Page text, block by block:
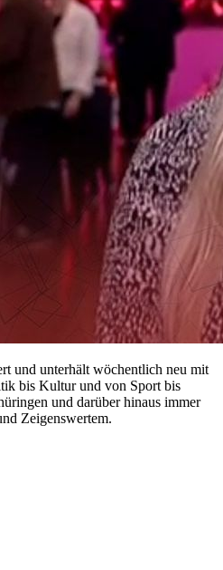
und unterhält wöchentlich neu mit
bis Kultur und von Sport bis
und darüber hinaus immer
Zeigenswertem.